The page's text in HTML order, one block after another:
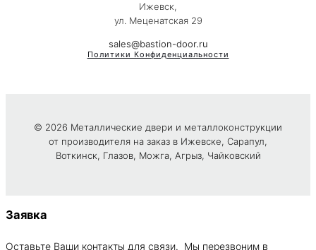
Ижевск,
ул. Меценатская 29
sales@bastion-door.ru
Политики Конфиденциальности
© 2026 Металлические двери и металлоконструкции
от производителя на заказ в Ижевске, Сарапул,
Воткинск, Глазов, Можга, Агрыз, Чайковский
Заявка
Оставьте Ваши контакты для связи. Мы перезвоним в